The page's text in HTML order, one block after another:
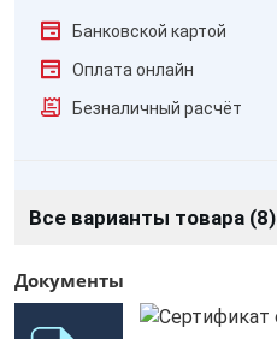
Банковской картой
Оплата онлайн
Безналичный расчёт
Все варианты товара (8)
Документы